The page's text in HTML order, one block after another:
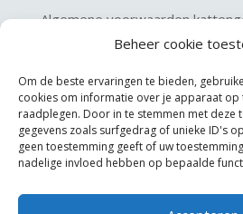
Beheer cookie
Om de beste ervaringen te bieden,
cookies om informatie over je apparaat op
raadplegen. Door in te stemmen met deze
gegevens zoals surfgedrag of unieke ID's
geen toestemming geeft of uw
nadelige invloed hebben op bepaalde
Algemene voorwaarden
Privacy verklaring
Disclaimer & Copyright